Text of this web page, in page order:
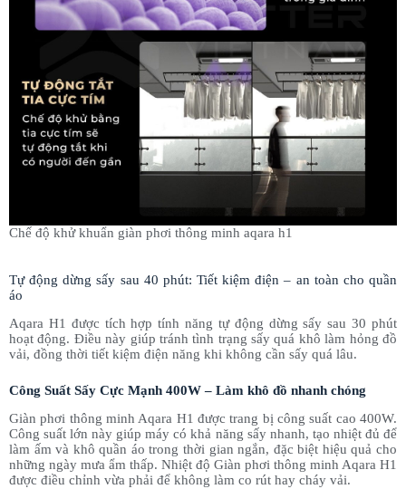
Chế độ khử khuẩn giàn phơi thông minh aqara h1
Tự động dừng sấy sau 40 phút: Tiết kiệm điện – an toàn cho quần
áo
Aqara H1 được tích hợp tính năng tự động dừng sấy sau 30 phút
hoạt động. Điều này giúp tránh tình trạng sấy quá khô làm hỏng đồ
vải, đồng thời tiết kiệm điện năng khi không cần sấy quá lâu.
Công Suất Sấy Cực Mạnh 400W – Làm khô đồ nhanh chóng
Giàn phơi thông minh Aqara H1 được trang bị công suất cao 400W.
Công suất lớn này giúp máy có khả năng sấy nhanh, tạo nhiệt đủ để
làm ấm và khô quần áo trong thời gian ngắn, đặc biệt hiệu quả cho
những ngày mưa ẩm thấp. Nhiệt độ Giàn phơi thông minh Aqara H1
được điều chỉnh vừa phải để không làm co rút hay cháy vải.